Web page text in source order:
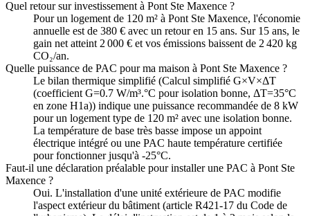
Quel retour sur investissement à Pont Ste Maxence ?
Pour un logement de 120 m² à Pont Ste Maxence, l'économie
annuelle est de 380 € avec un retour en 15 ans. Sur 15 ans, le
gain net atteint 2 000 € et vos émissions baissent de 2 420 kg
CO₂/an.
Quelle puissance de PAC pour ma maison à Pont Ste Maxence ?
Le bilan thermique simplifié (Calcul simplifié G×V×ΔT
(coefficient G=0.7 W/m³.°C pour isolation bonne, ΔT=35°C
en zone H1a)) indique une puissance recommandée de 8 kW
pour un logement type de 120 m² avec une isolation bonne.
La température de base très basse impose un appoint
électrique intégré ou une PAC haute température certifiée
pour fonctionner jusqu'à -25°C.
Faut-il une déclaration préalable pour installer une PAC à Pont Ste
Maxence ?
Oui. L'installation d'une unité extérieure de PAC modifie
l'aspect extérieur du bâtiment (article R421-17 du Code de